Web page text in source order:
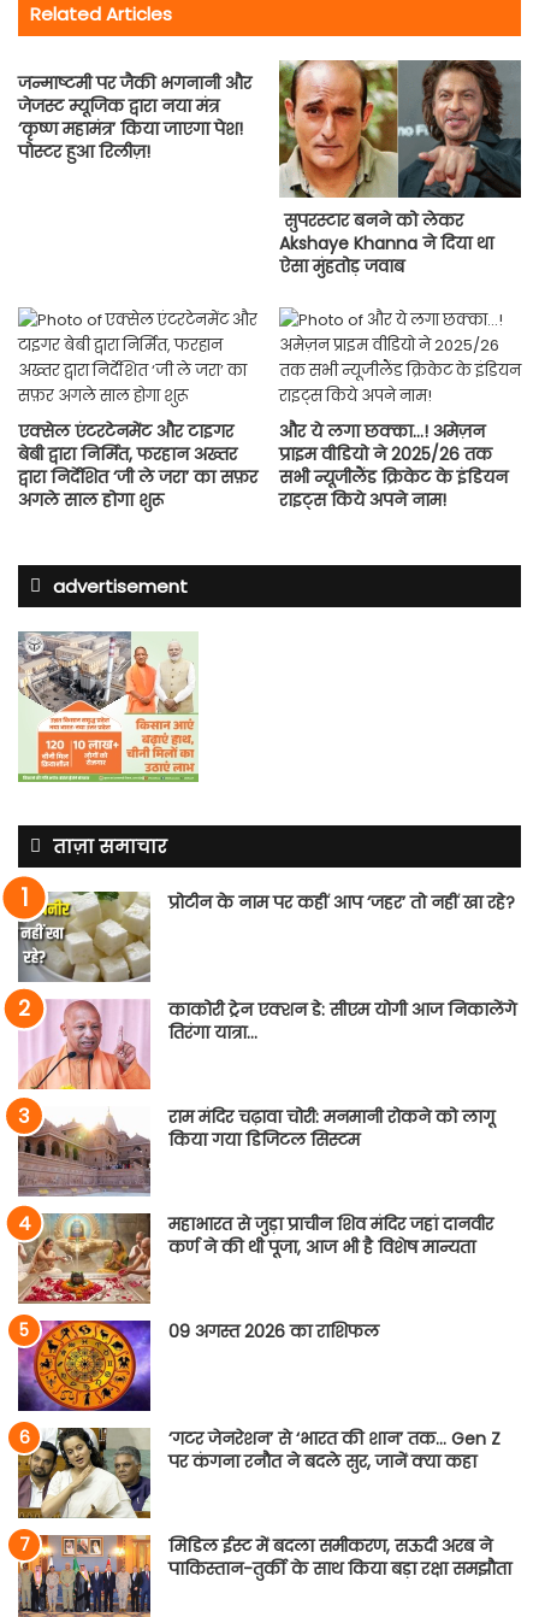
Related Articles
जन्माष्टमी पर जैकी भगनानी और
जेजस्ट म्यूजिक द्वारा नया मंत्र
‘कृष्ण महामंत्र’ किया जाएगा पेश!
पोस्टर हुआ रिलीज़!
सुपरस्टार बनने को लेकर
Akshaye Khanna ने दिया था
ऐसा मुंहतोड़ जवाब
एक्सेल एंटरटेनमेंट और टाइगर
बेबी द्वारा निर्मित, फरहान अख्तर
द्वारा निर्देशित ‘जी ले जरा’ का सफ़र
अगले साल होगा शुरू
और ये लगा छक्का…! अमेज़न
प्राइम वीडियो ने 2025/26 तक
सभी न्यूजीलैंड क्रिकेट के इंडियन
राइट्स किये अपने नाम!
advertisement
ताज़ा समाचार
प्रोटीन के नाम पर कहीं आप ‘जहर’ तो नहीं खा रहे?
काकोरी ट्रेन एक्शन डे: सीएम योगी आज निकालेंगे
तिरंगा यात्रा…
राम मंदिर चढ़ावा चोरी: मनमानी रोकने को लागू
किया गया डिजिटल सिस्टम
महाभारत से जुड़ा प्राचीन शिव मंदिर जहां दानवीर
कर्ण ने की थी पूजा, आज भी है विशेष मान्यता
09 अगस्त 2026 का राशिफल
‘गटर जेनरेशन’ से ‘भारत की शान’ तक… Gen Z
पर कंगना रनौत ने बदले सुर, जानें क्या कहा
मिडिल ईस्ट में बदला समीकरण, सऊदी अरब ने
पाकिस्तान-तुर्की के साथ किया बड़ा रक्षा समझौता